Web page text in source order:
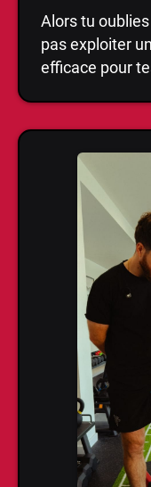
Alors tu
pas exploiter
efficace pour